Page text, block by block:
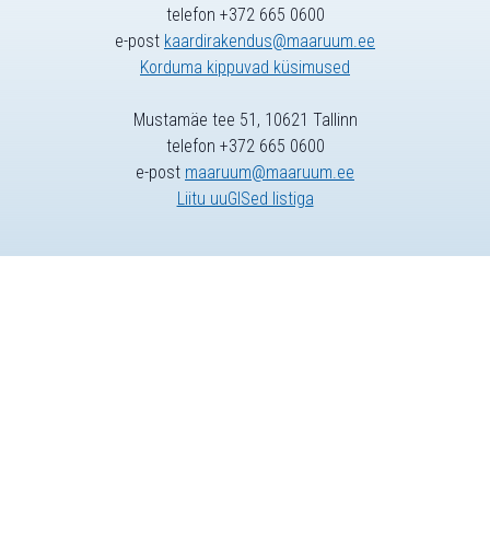
telefon +372 665 0600
e-post kaardirakendus@maaruum.ee
Korduma kippuvad küsimused
Mustamäe tee 51, 10621 Tallinn
telefon +372 665 0600
e-post maaruum@maaruum.ee
Liitu uuGISed listiga